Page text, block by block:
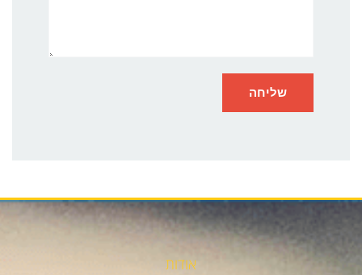
אודות